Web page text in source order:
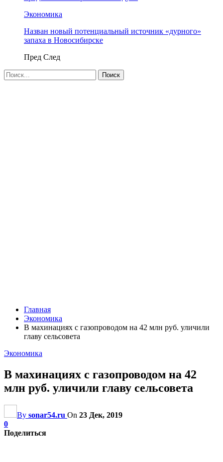
Экономика
Назван новый потенциальный источник «дурного»
запаха в Новосибирске
Пред След
Главная
Экономика
В махинациях с газопроводом на 42 млн руб. уличили
главу сельсовета
Экономика
В махинациях с газопроводом на 42
млн руб. уличили главу сельсовета
By sonar54.ru On 23 Дек, 2019
0
Поделиться